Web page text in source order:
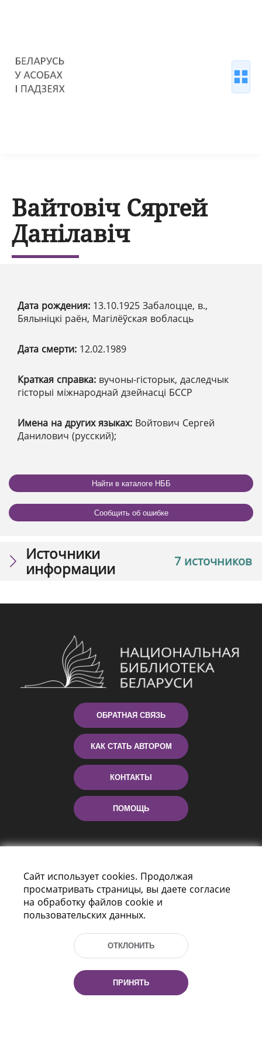
Вайтовіч Сяргей
Данілавіч
Дата рождения: 13.10.1925 Забалоцце, в.,
Бялыніцкі раён, Магілёўская вобласць
Дата смерти: 12.02.1989
Краткая справка: вучоны-гісторык, даследчык
гісторыі міжнароднай дзейнасці БССР
Имена на других языках: Войтович Сергей
Данилович (русский);
Найти в каталоге НББ
Сообщить об ошибке
7 источников
Источники
информации
ОБРАТНАЯ СВЯЗЬ
КАК СТАТЬ АВТОРОМ
КОНТАКТЫ
ПОМОЩЬ
Пр-т Независимости 116
г. Минск, Республика Беларусь, 220114
Тел.: (+375 17) 368 37 37, Факс: (+375 17)
Эл. почта: inbox@nlb.by
Сайт использует cookies. Продолжая
просматривать страницы, вы даете согласие
на обработку файлов cookie и
пользовательских данных.
ОТКЛОНИТЬ
ПРИНЯТЬ